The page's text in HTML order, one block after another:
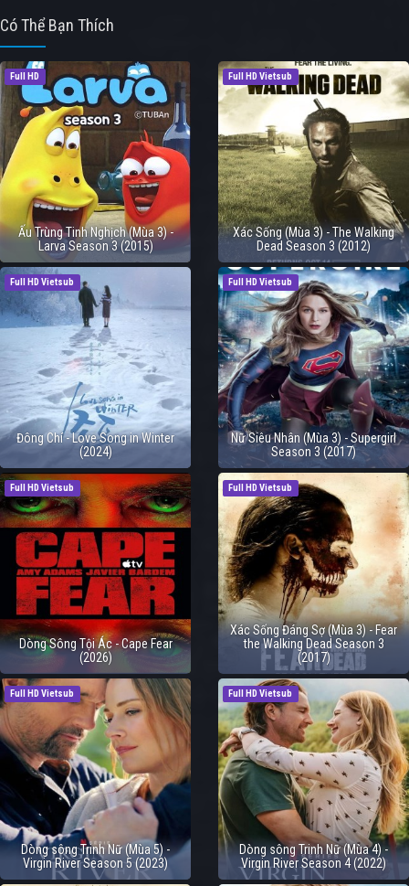
Có Thể Bạn Thích
Full HD
Ấu Trùng Tinh Nghịch (Mùa 3) -
Larva Season 3 (2015)
Full HD Vietsub
Xác Sống (Mùa 3) - The Walking
Dead Season 3 (2012)
Full HD Vietsub
Đông Chí - Love Song in Winter
(2024)
Full HD Vietsub
Nữ Siêu Nhân (Mùa 3) - Supergirl
Season 3 (2017)
Full HD Vietsub
Dòng Sông Tội Ác - Cape Fear
(2026)
Full HD Vietsub
Xác Sống Đáng Sợ (Mùa 3) - Fear
the Walking Dead Season 3
(2017)
Full HD Vietsub
Dòng sông Trinh Nữ (Mùa 5) -
Virgin River Season 5 (2023)
Full HD Vietsub
Dòng sông Trinh Nữ (Mùa 4) -
Virgin River Season 4 (2022)